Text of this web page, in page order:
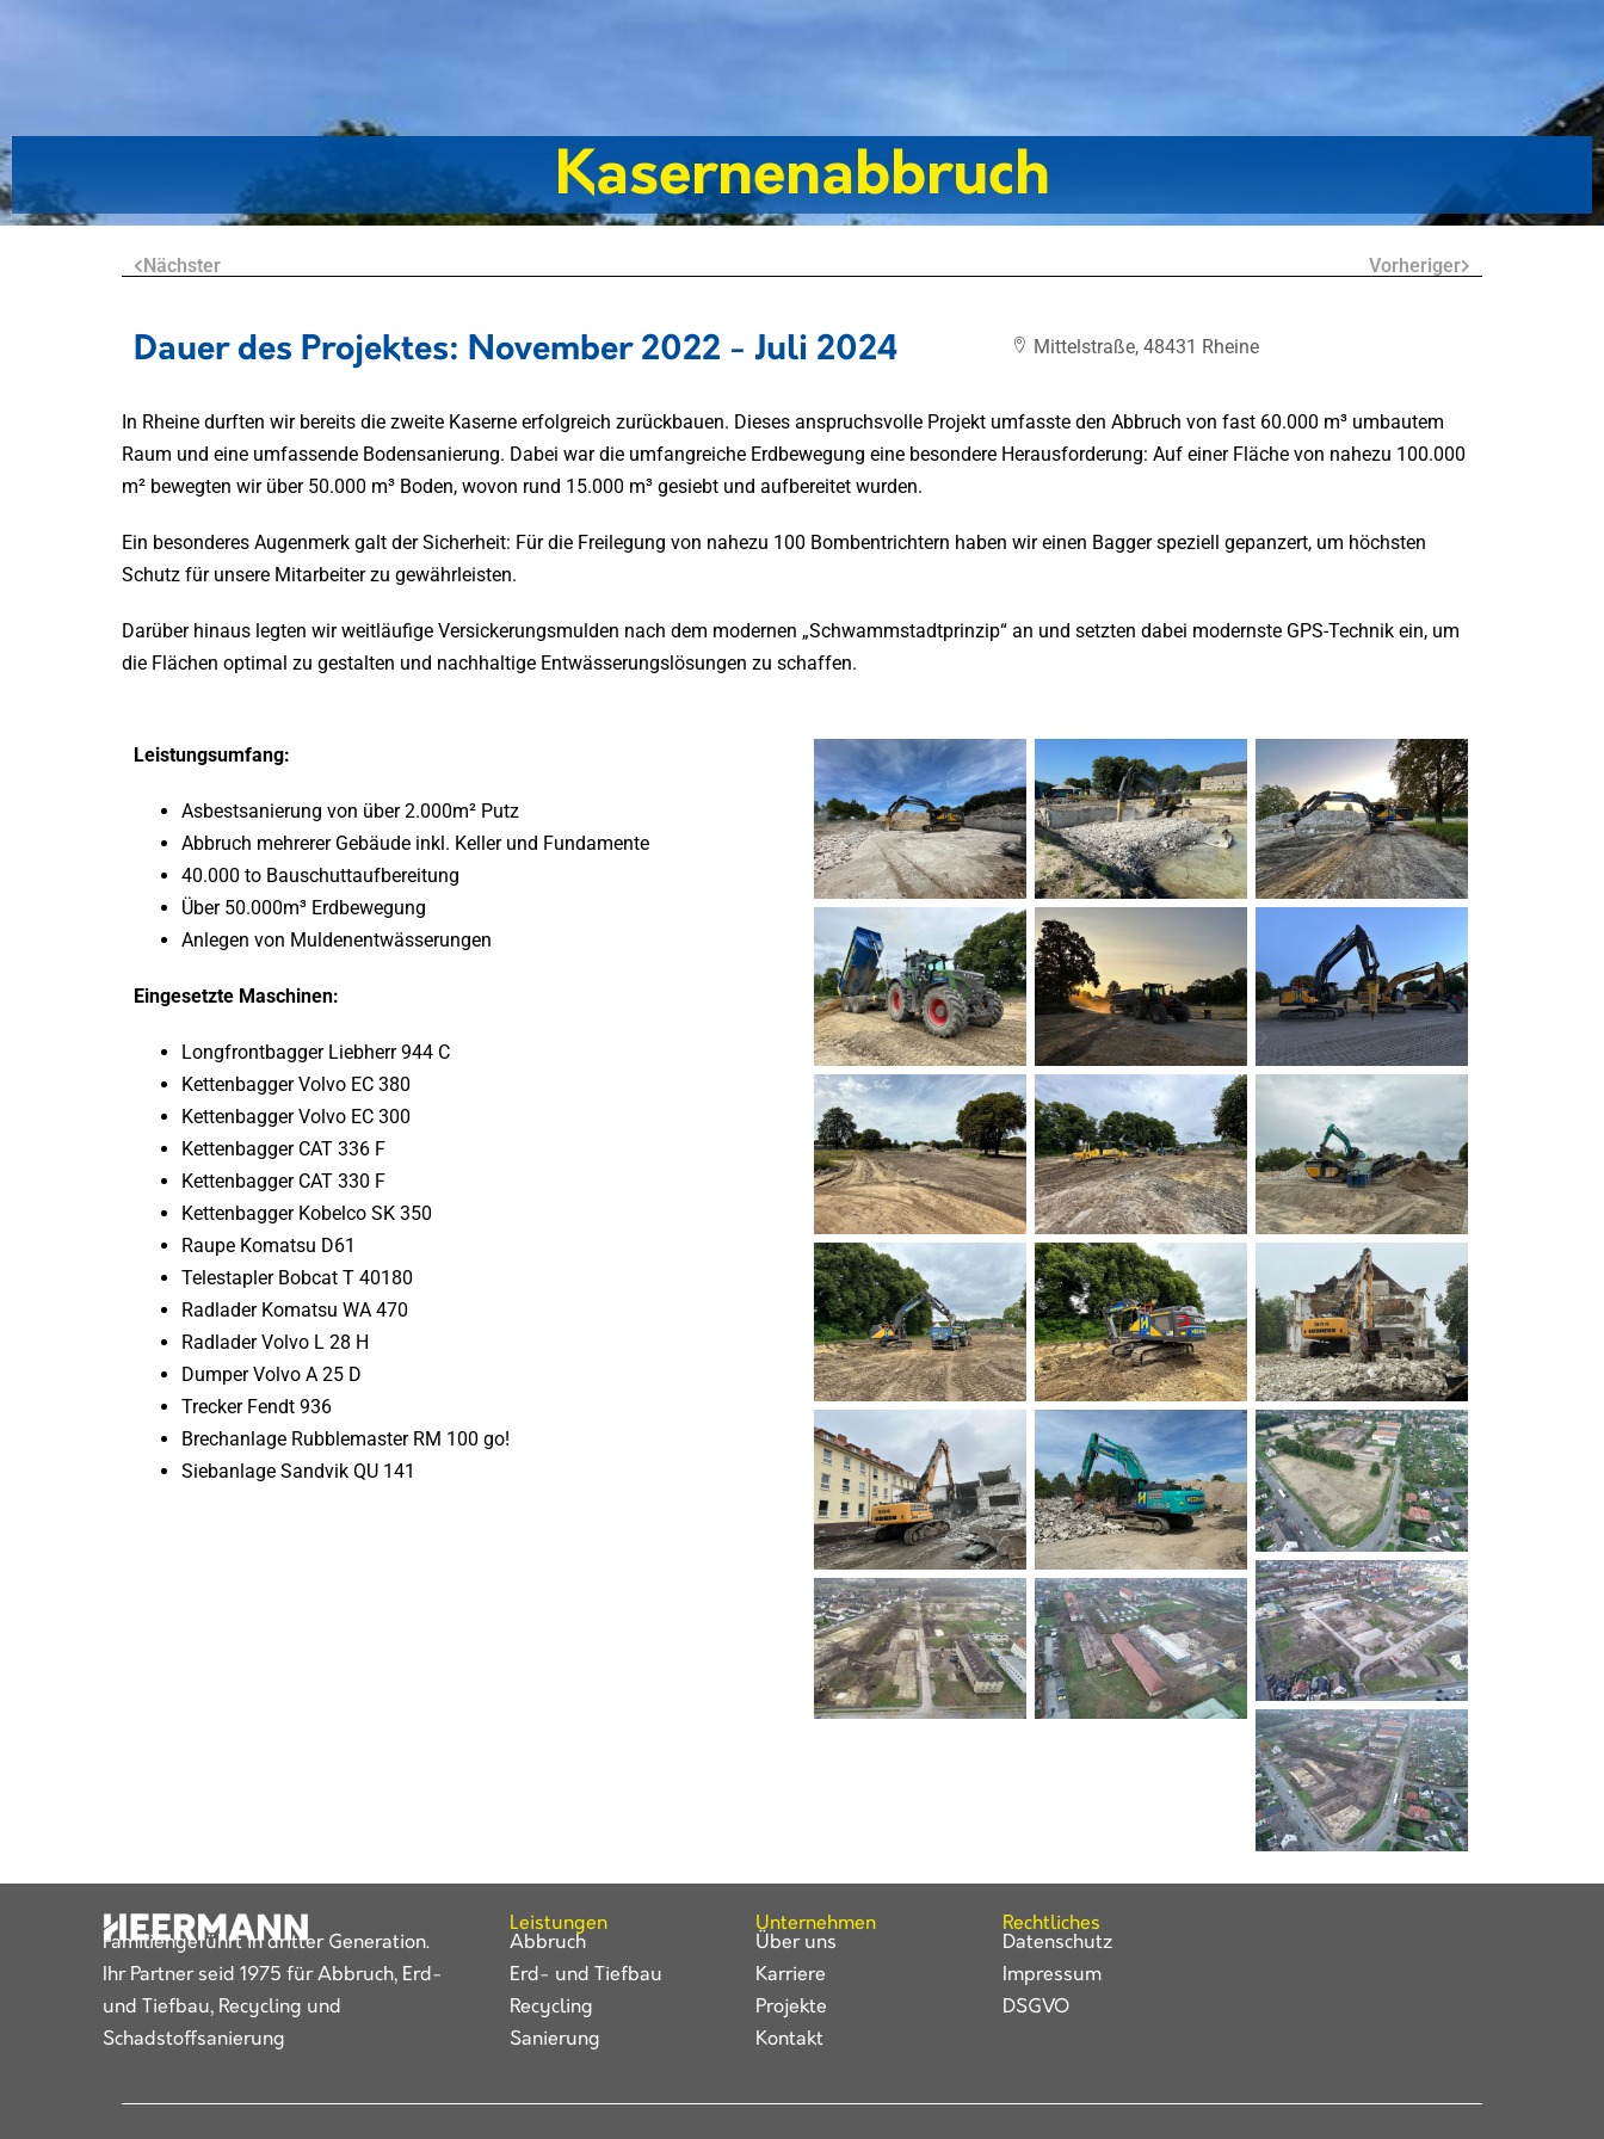
Kasernenabbruch
Nächster Vorheriger
Dauer des Projektes: November 2022 - Juli 2024 Mittelstraße, 48431 Rheine
In Rheine durften wir bereits die zweite Kaserne erfolgreich zurückbauen. Dieses anspruchsvolle Projekt umfasste den Abbruch von fast 60.000 m³ umbautem
Raum und eine umfassende Bodensanierung. Dabei war die umfangreiche Erdbewegung eine besondere Herausforderung: Auf einer Fläche von nahezu 100.000
m² bewegten wir über 50.000 m³ Boden, wovon rund 15.000 m³ gesiebt und aufbereitet wurden.
Ein besonderes Augenmerk galt der Sicherheit: Für die Freilegung von nahezu 100 Bombentrichtern haben wir einen Bagger speziell gepanzert, um höchsten
Schutz für unsere Mitarbeiter zu gewährleisten.
Darüber hinaus legten wir weitläufige Versickerungsmulden nach dem modernen „Schwammstadtprinzip“ an und setzten dabei modernste GPS-Technik ein, um
die Flächen optimal zu gestalten und nachhaltige Entwässerungslösungen zu schaffen.
Leistungsumfang:
Asbestsanierung von über 2.000m² Putz
Abbruch mehrerer Gebäude inkl. Keller und Fundamente
40.000 to Bauschuttaufbereitung
Über 50.000m³ Erdbewegung
Anlegen von Muldenentwässerungen
Eingesetzte Maschinen:
Longfrontbagger Liebherr 944 C
Kettenbagger Volvo EC 380
Kettenbagger Volvo EC 300
Kettenbagger CAT 336 F
Kettenbagger CAT 330 F
Kettenbagger Kobelco SK 350
Raupe Komatsu D61
Telestapler Bobcat T 40180
Radlader Komatsu WA 470
Radlader Volvo L 28 H
Dumper Volvo A 25 D
Trecker Fendt 936
Brechanlage Rubblemaster RM 100 go!
Siebanlage Sandvik QU 141
Familiengeführt in dritter Generation.
Ihr Partner seid 1975 für Abbruch, Erd-
und Tiefbau, Recycling und
Schadstoffsanierung
Leistungen
Abbruch
Erd- und Tiefbau
Recycling
Sanierung
Unternehmen
Über uns
Karriere
Projekte
Kontakt
Rechtliches
Datenschutz
Impressum
DSGVO